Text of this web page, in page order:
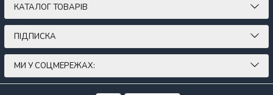
КАТАЛОГ ТОВАРІВ
ПІДПИСКА
МИ У СОЦМЕРЕЖАХ: